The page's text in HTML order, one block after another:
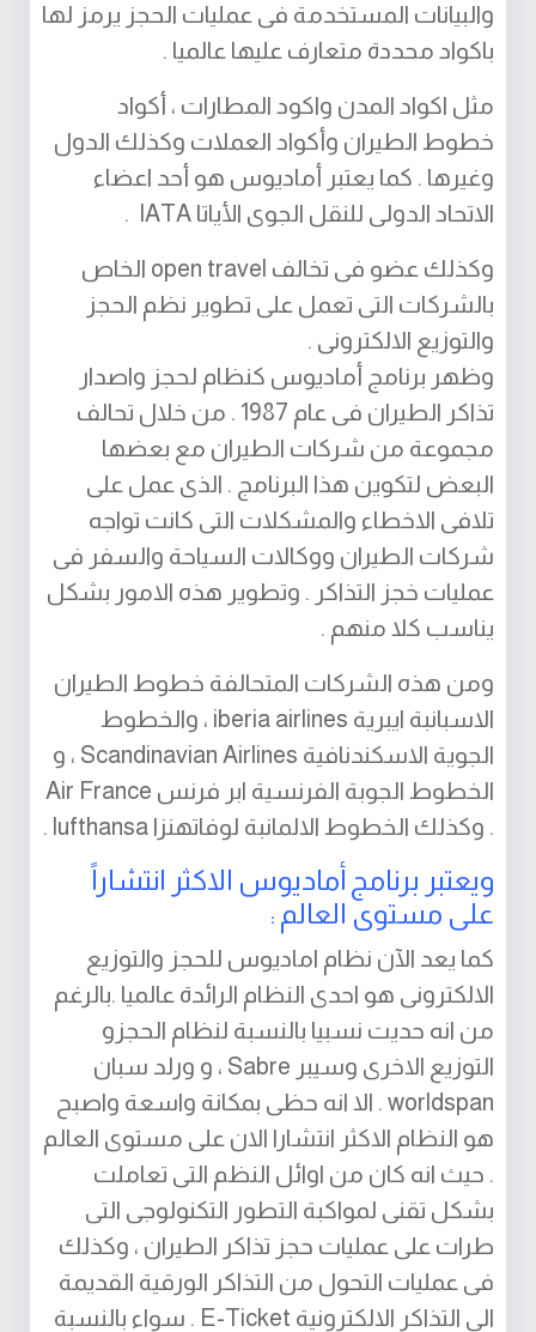
والبيانات المستخدمة فى عمليات الحجز يرمز لها
باكواد محددة متعارف عليها عالميا .
مثل اكواد المدن واكود المطارات ، أكواد
خطوط الطيران وأكواد العملات وكذلك الدول
وغيرها . كما يعتبر أماديوس هو أحد اعضاء
الاتحاد الدولى للنقل الجوى الأياتا IATA .
وكذلك عضو فى تخالف open travel الخاص
بالشركات التى تعمل على تطوير نظم الحجز
والتوزيع الالكترونى .
وظهر برنامج أماديوس كنظام لحجز واصدار
تذاكر الطيران فى عام 1987 . من خلال تحالف
مجموعة من شركات الطيران مع بعضها
البعض لتكوين هذا البرنامج . الذى عمل على
تلافى الاخطاء والمشكلات التى كانت تواجه
شركات الطيران ووكالات السياحة والسفر فى
عمليات خجز التذاكر . وتطوير هذه الامور بشكل
يناسب كلا منهم .
ومن هذه الشركات المتحالفة خطوط الطيران
الاسبانبة ايبرية iberia airlines ، والخطوط
الجوية الاسكندنافية Scandinavian Airlines ، و
الخطوط الجوبة الفرنسية ابر فرنس Air France
. وكذلك الخطوط الالمانبة لوفاتهنزا lufthansa .
ويعتبر برنامج أماديوس الاكثر انتشاراً
على مستوى العالم :
كما يعد الآن نظام اماديوس للحجز والتوزيع
الالكترونى هو احدى النظام الرائدة عالميا .بالرغم
من انه حديت نسبيا بالنسبة لنظام الحجزو
التوزيع الاخرى وسيبر Sabre ، و ورلد سبان
worldspan . الا انه حظى بمكانة واسعة واصبح
هو النظام الاكثر انتشارا الان على مستوى العالم
. حيث انه كان من اوائل النظم التى تعاملت
بشكل تقنى لمواكبة التطور التكنولوجى التى
طرات على عمليات حجز تذاكر الطيران ، وكذلك
فى عمليات التحول من التذاكر الورقية القديمة
الى التذاكر الالكترونية E-Ticket . سواء بالنسبة